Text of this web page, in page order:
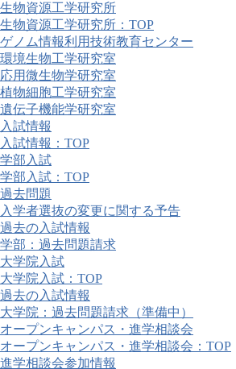
生物資源工学研究所
生物資源工学研究所：TOP
ゲノム情報利用技術教育センター
環境生物工学研究室
応用微生物学研究室
植物細胞工学研究室
遺伝子機能学研究室
入試情報
入試情報：TOP
学部入試
学部入試：TOP
過去問題
入学者選抜の変更に関する予告
過去の入試情報
学部：過去問題請求
大学院入試
大学院入試：TOP
過去の入試情報
大学院：過去問題請求（準備中）
オープンキャンパス・進学相談会
オープンキャンパス・進学相談会：TOP
進学相談会参加情報